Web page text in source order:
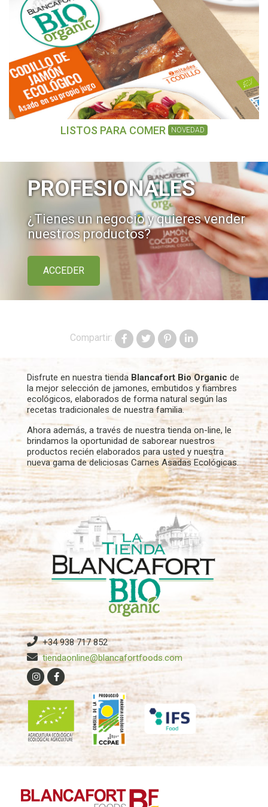
LISTOS PARA COMER NOVEDAD
PROFESIONALES
¿Tienes un negocio y quieres vender
nuestros productos?
ACCEDER
Compartir:
Disfrute en nuestra tienda Blancafort Bio Organic de
la mejor selección de jamones, embutidos y fiambres
ecológicos, elaborados de forma natural según las
recetas tradicionales de nuestra familia.
Ahora además, a través de nuestra tienda on-line, le
brindamos la oportunidad de saborear nuestros
productos recién elaborados para usted y nuestra
nueva gama de deliciosas Carnes Asadas Ecológicas.
+34 938 717 852
tiendaonline@blancafortfoods.com